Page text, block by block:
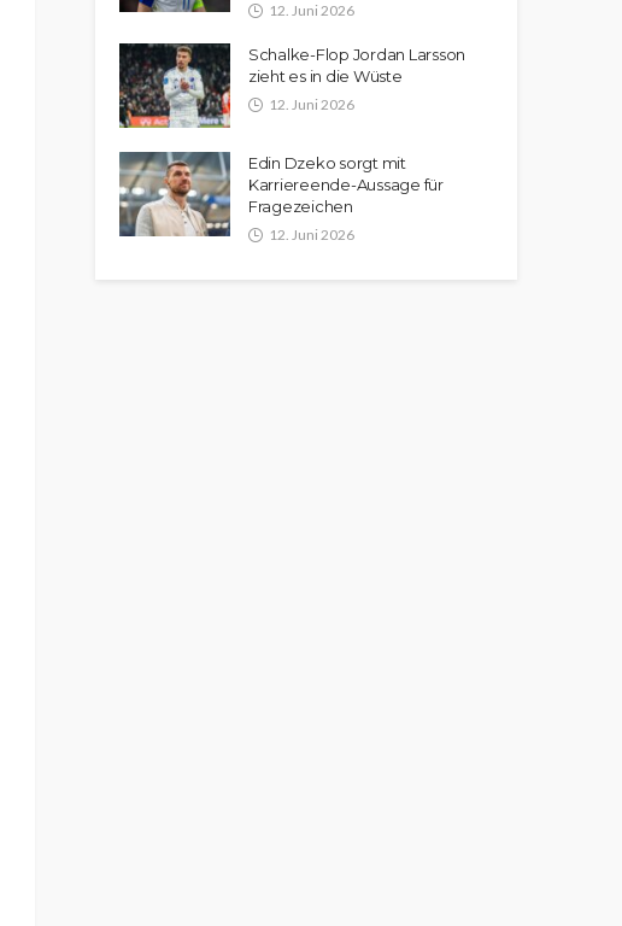
12. Juni 2026
Schalke-Flop Jordan Larsson
zieht es in die Wüste
12. Juni 2026
Edin Dzeko sorgt mit
Karriereende-Aussage für
Fragezeichen
12. Juni 2026